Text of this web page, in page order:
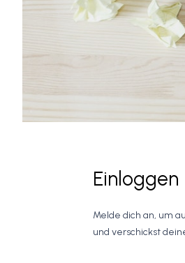
Einloggen
Melde dich an, um
und verschickst